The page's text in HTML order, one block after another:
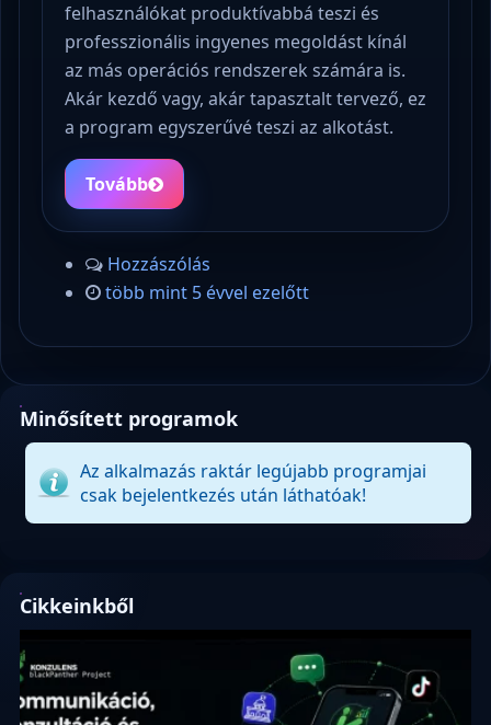
felhasználókat produktívabbá teszi és
professzionális ingyenes megoldást kínál
az más operációs rendszerek számára is.
Akár kezdő vagy, akár tapasztalt tervező, ez
a program egyszerűvé teszi az alkotást.
Tovább
Hozzászólás
több mint 5 évvel ezelőtt
Minősített programok
Az alkalmazás raktár legújabb programjai
csak bejelentkezés után láthatóak!
Cikkeinkből